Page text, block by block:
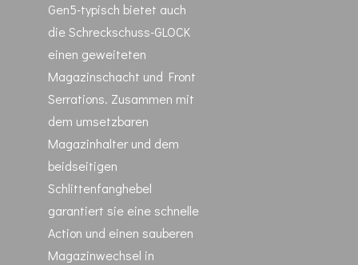
Gen5-typisch bietet auch
die Schreckschuss-GLOCK
einen geweiteten
Magazinschacht und Front
Serrations. Zusammen mit
dem umsetzbaren
Magazinhalter und dem
beidseitigen
Schlittenfanghebel
garantiert sie eine schnelle
Action und einen sauberen
Magazinwechsel in